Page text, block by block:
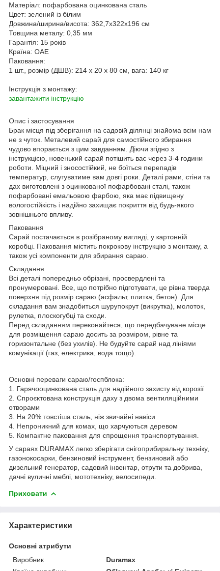
Матеріал: пофарбована оцинкована сталь
Цвет: зелений із білим
Довжина/ширина/висота: 362,7x322x196 cм
Товщина металу: 0,35 мм
Гарантія: 15 років
Країна: ОАЕ
Паковання:
1 шт., розмір (ДШВ): 214 x 20 x 80 см, вага: 140 кг
Інструкція з монтажу:
завантажити інструкцію
Опис і застосування
Брак місця під зберігання на садовій ділянці знайома всім нам
не з чуток. Металевий сарай для самостійного збирання
чудово впорається з цим завданням. Діючи згідно з
інструкцією, новенький сарай потішить вас через 3-4 години
роботи. Міцний і зносостійкий, не боїться перепадів
температур, слугуватиме вам довгі роки. Деталі рами, стіни та
дах виготовлені з оцинкованої пофарбовані сталі, також
пофарбовані емальовою фарбою, яка має підвищену
вологостійкість і надійно захищає покриття від будь-якого
зовнішнього впливу.
Паковання
Сарай постачається в розібраному вигляді, у картонній
коробці. Паковання містить покрокову інструкцію з монтажу, а
також усі компоненти для збирання сараю.
Складання
Всі деталі попередньо обрізані, просвердлені та
пронумеровані. Все, що потрібно підготувати, це рівна тверда
поверхня під розмір сараю (асфальт, плитка, бетон). Для
складання вам знадобиться шурупокрут (викрутка), молоток,
рулетка, плоскогубці та сходи.
Перед складанням переконайтеся, що передбачуване місце
для розміщення сараю досить за розміром, рівне та
горизонтальне (без ухилів). Не будуйте сарай над лініями
комунікації (газ, електрика, вода тощо).
Основні переваги сараю/госпблока:
1. Гарячооцинкована сталь для надійного захисту від корозії
2. Спроєктована конструкція даху з двома вентиляційними
отворами
3. На 20% товстіша сталь, ніж звичайні навіси
4. Непроникний для комах, що харчуються деревом
5. Компактне паковання для спрощення транспортування.
У сараях DURAMAX легко зберігати снігоприбиральну техніку,
газонокосарки, бензиновий інструмент, бензиновий або
дизельний генератор, садовий інвентар, отрути та добрива,
дачні вуличні меблі, мототехніку, велосипеди.
Приховати
Характеристики
Основні атрибути
Виробник
Duramax